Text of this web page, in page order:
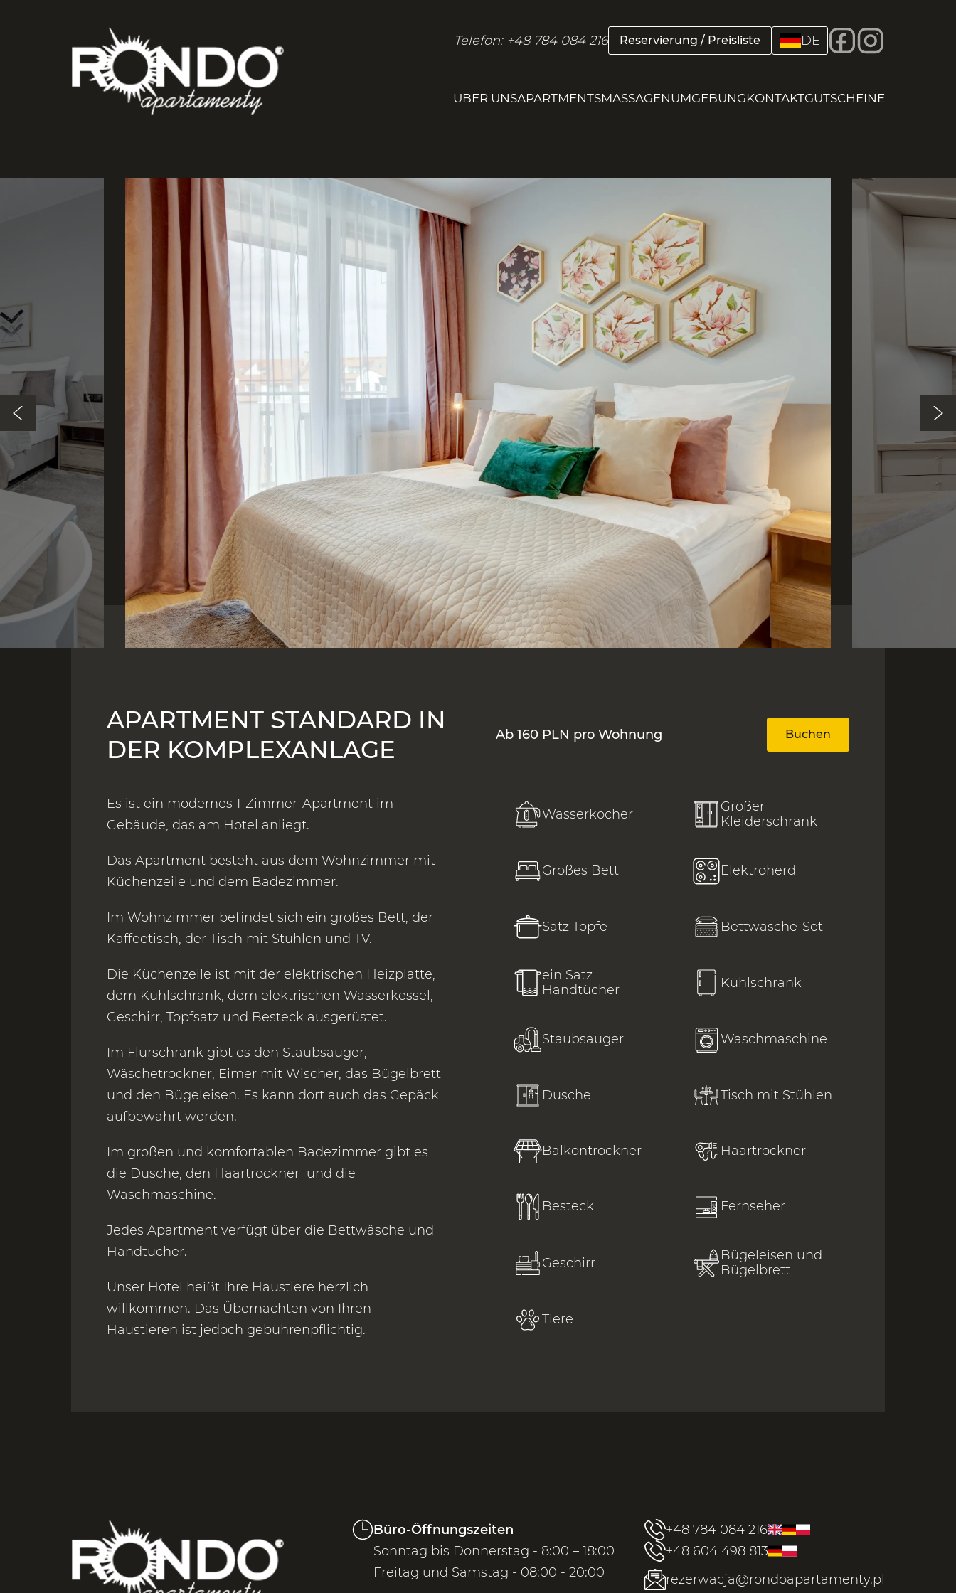
Telefon: +48 784 084 216 Reservierung / Preisliste DE
ÜBER UNSAPARTMENTSMASSAGENUMGEBUNGKONTAKTGUTSCHEINE
APARTMENT STANDARD IN
DER KOMPLEXANLAGE
Ab 160 PLN pro Wohnung Buchen
Es ist ein modernes 1-Zimmer-Apartment im
Gebäude, das am Hotel anliegt.
Das Apartment besteht aus dem Wohnzimmer mit
Küchenzeile und dem Badezimmer.
Im Wohnzimmer befindet sich ein großes Bett, der
Kaffeetisch, der Tisch mit Stühlen und TV.
Die Küchenzeile ist mit der elektrischen Heizplatte,
dem Kühlschrank, dem elektrischen Wasserkessel,
Geschirr, Topfsatz und Besteck ausgerüstet.
Im Flurschrank gibt es den Staubsauger,
Wäschetrockner, Eimer mit Wischer, das Bügelbrett
und den Bügeleisen. Es kann dort auch das Gepäck
aufbewahrt werden.
Im großen und komfortablen Badezimmer gibt es
die Dusche, den Haartrockner und die
Waschmaschine.
Jedes Apartment verfügt über die Bettwäsche und
Handtücher.
Unser Hotel heißt Ihre Haustiere herzlich
willkommen. Das Übernachten von Ihren
Haustieren ist jedoch gebührenpflichtig.
Wasserkocher
Großer
Kleiderschrank
Großes Bett Elektroherd
Satz Töpfe Bettwäsche-Set
ein Satz
Handtücher
Kühlschrank
Staubsauger Waschmaschine
Dusche Tisch mit Stühlen
Balkontrockner Haartrockner
Besteck Fernseher
Geschirr
Bügeleisen und
Bügelbrett
Tiere
Büro-Öffnungszeiten
Sonntag bis Donnerstag - 8:00 – 18:00
Freitag und Samstag - 08:00 - 20:00
+48 784 084 216
+48 604 498 813
rezerwacja@rondoapartamenty.pl